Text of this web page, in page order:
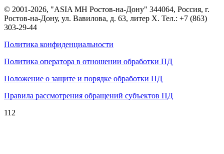
© 2001-2026, "ASIA MH Ростов-на-Дону" 344064, Россия, г.
Ростов-на-Дону, ул. Вавилова, д. 63, литер Х. Тел.: +7 (863)
303-29-44
Политика конфиденциальности
Политика оператора в отношении обработки ПД
Положение о защите и порядке обработки ПД
Правила рассмотрения обращений субъектов ПД
112